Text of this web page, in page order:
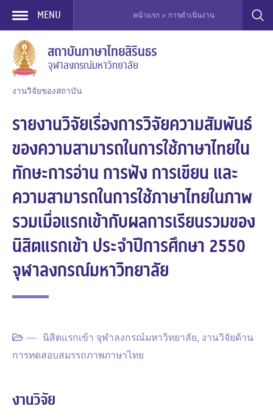
Skip
content
MENU หน้าแรก > การดำเนินงาน / การบริการ > ง
สถาบันภาษาไทยสิรินธร
จุฬาลงกรณ์มหาวิทยาลัย
งานวิจัยของสถาบัน
รายงานวิจัยเรื่องการวิจัยความสัมพันธ์
ของความสามารถในการใช้ภาษาไทยใน
ทักษะการอ่าน การฟัง การเขียน และ
ความสามารถในการใช้ภาษาไทยในภาพ
รวมเมื่อแรกเข้ากับผลการเรียนรวมของ
นิสิตแรกเข้า ประจำปีการศึกษา 2550
จุฬาลงกรณ์มหาวิทยาลัย
นิสิตแรกเข้า จุฬาลงกรณ์มหาวิทยาลัย, งานวิจัยด้าน
การทดสอบสมรรถภาพภาษาไทย
งานวิจัย